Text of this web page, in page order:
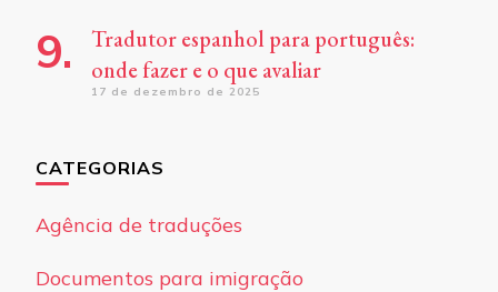
Tradutor espanhol para português:
onde fazer e o que avaliar
17 de dezembro de 2025
CATEGORIAS
Agência de traduções
Documentos para imigração